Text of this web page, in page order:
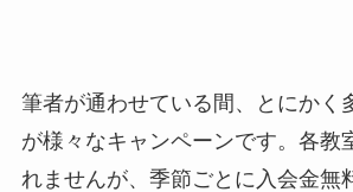
筆者が通わせている間、とにかく
が様々なキャンペーンです。各教
れませんが、季節ごとに入会金無